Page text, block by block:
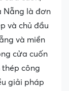
Nẵng là đơn
và chủ đầu
và miền
cửa cuốn
công
giải pháp